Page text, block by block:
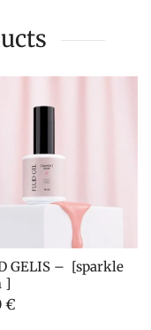
GELIS –  [sparkle
]
€